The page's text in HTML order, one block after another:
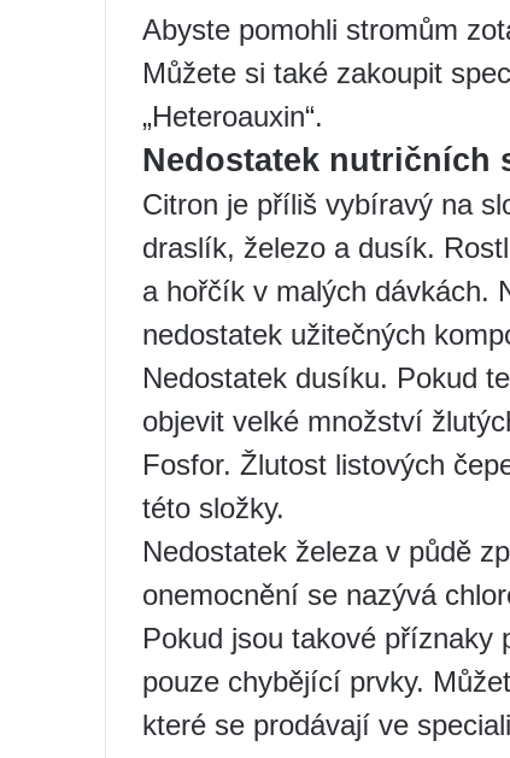
Abyste pomohli stromům
Můžete si také zakoupit
„Heteroauxin“.
Nedostatek nutričních
Citron je příliš vybíravý na
draslík, železo a dusík.
a hořčík v malých dávkách.
nedostatek užitečných
Nedostatek dusíku. Pokud
objevit velké množství
Fosfor. Žlutost listových
této složky.
Nedostatek železa v půdě
onemocnění se nazývá
Pokud jsou takové příznaky
pouze chybějící prvky.
které se prodávají ve